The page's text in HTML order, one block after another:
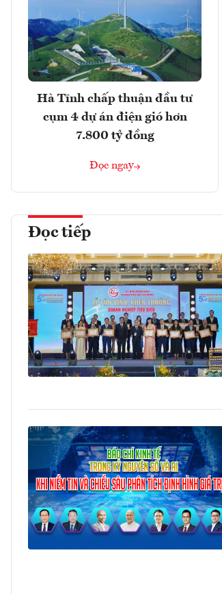
Hà Tĩnh chấp thuận đầu tư
cụm 4 dự án điện gió hơn
7.800 tỷ đồng
Đọc ngay
Đọc tiếp